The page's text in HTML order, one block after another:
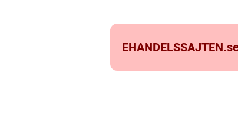
EHANDELSSAJTEN.